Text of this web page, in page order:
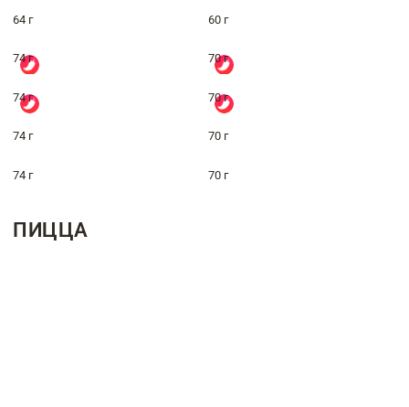
64 г 60 г
74 г 70 г
74 г 70 г
74 г 70 г
74 г 70 г
ПИЦЦА